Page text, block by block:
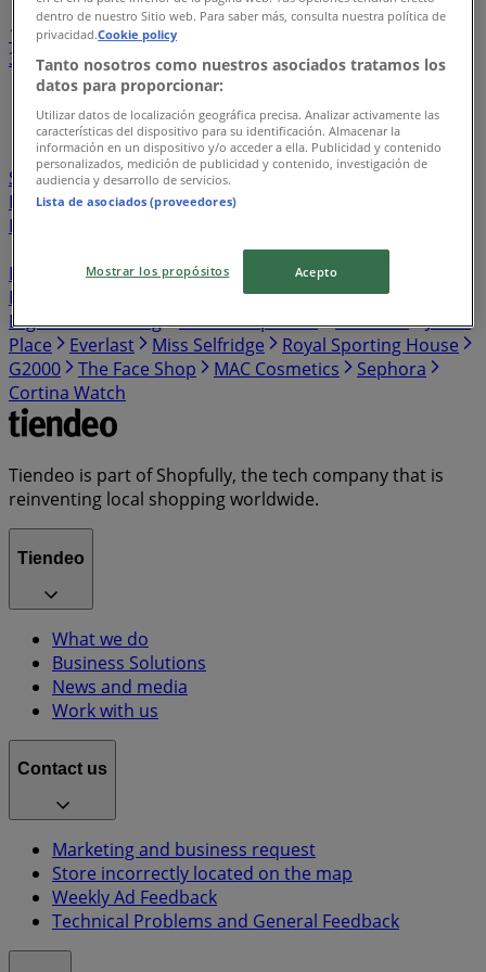
1
...
3
567
13
Soup Restaurant
Coach Parisilk Asia Excel
Gayatri Restaurant
Muthus Curry Clarks
Atlas
Sound & Vision
TungLok XiHé Peking Duck
Rasa Sayang
1983 A Taste of Nanyang
Republic
Beauty Language Ownday
Leong Finance
Polar PrimaDeli Astons
Bookshop
Allure Beauty Saloon
Digisound Hearing
Marks & Spencer Skechers
Jack's
Place
Everlast Miss Selfridge
Royal Sporting House
G2000
The Face Shop MAC Cosmetics
Sephora
Cortina Watch
Tiendeo is part of Shopfully, the tech company that is
reinventing local shopping worldwide.
Tiendeo
What we do
Business Solutions
News and media
Work with us
Contact us
Marketing and business request
Store incorrectly located on the map
Weekly Ad Feedback
Technical Problems and General Feedback
dentro de nuestro Sitio web. Para saber más, consulta nuestra política de
privacidad.Cookie policy
Tanto nosotros como nuestros asociados tratamos los
datos para proporcionar:
Utilizar datos de localización geográfica precisa. Analizar activamente las
características del dispositivo para su identificación. Almacenar la
información en un dispositivo y/o acceder a ella. Publicidad y contenido
personalizados, medición de publicidad y contenido, investigación de
audiencia y desarrollo de servicios.
Lista de asociados (proveedores)
Mostrar los propósitos Acepto